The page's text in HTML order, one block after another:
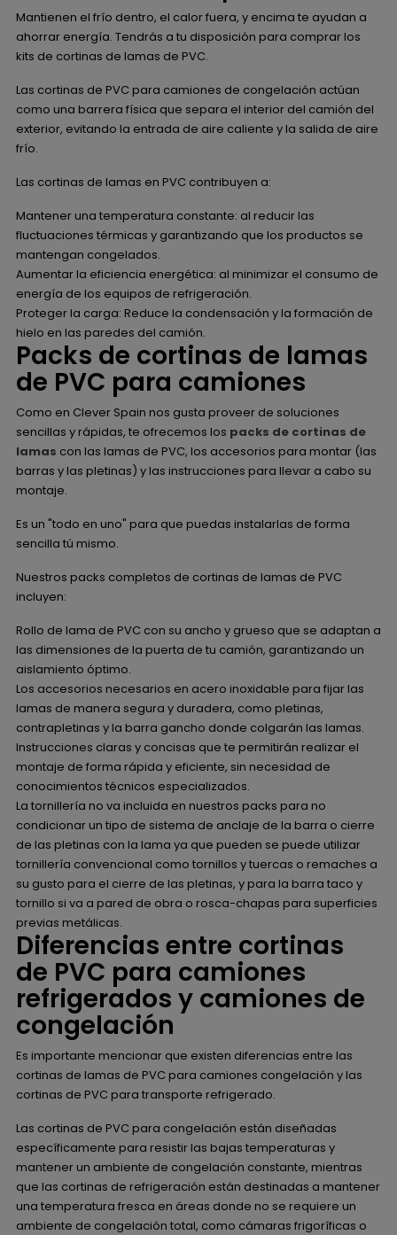
Mantienen el frío dentro, el calor fuera, y encima te ayudan a
ahorrar energía. Tendrás a tu disposición para comprar los
kits de cortinas de lamas de PVC.
Las cortinas de PVC para camiones de congelación actúan
como una barrera física que separa el interior del camión del
exterior, evitando la entrada de aire caliente y la salida de aire
frío.
Las cortinas de lamas en PVC contribuyen a:
Mantener una temperatura constante: al reducir las
fluctuaciones térmicas y garantizando que los productos se
mantengan congelados.
Aumentar la eficiencia energética: al minimizar el consumo de
energía de los equipos de refrigeración.
Proteger la carga: Reduce la condensación y la formación de
hielo en las paredes del camión.
Packs de cortinas de lamas
de PVC para camiones
Como en Clever Spain nos gusta proveer de soluciones
sencillas y rápidas, te ofrecemos los packs de cortinas de
lamas con las lamas de PVC, los accesorios para montar (las
barras y las pletinas) y las instrucciones para llevar a cabo su
montaje.
Es un "todo en uno" para que puedas instalarlas de forma
sencilla tú mismo.
Nuestros packs completos de cortinas de lamas de PVC
incluyen:
Rollo de lama de PVC con su ancho y grueso que se adaptan a
las dimensiones de la puerta de tu camión, garantizando un
aislamiento óptimo.
Los accesorios necesarios en acero inoxidable para fijar las
lamas de manera segura y duradera, como pletinas,
contrapletinas y la barra gancho donde colgarán las lamas.
Instrucciones claras y concisas que te permitirán realizar el
montaje de forma rápida y eficiente, sin necesidad de
conocimientos técnicos especializados.
La tornillería no va incluida en nuestros packs para no
condicionar un tipo de sistema de anclaje de la barra o cierre
de las pletinas con la lama ya que pueden se puede utilizar
tornillería convencional como tornillos y tuercas o remaches a
su gusto para el cierre de las pletinas, y para la barra taco y
tornillo si va a pared de obra o rosca-chapas para superficies
previas metálicas.
Diferencias entre cortinas
de PVC para camiones
refrigerados y camiones de
congelación
Es importante mencionar que existen diferencias entre las
cortinas de lamas de PVC para camiones congelación y las
cortinas de PVC para transporte refrigerado.
Las cortinas de PVC para congelación están diseñadas
específicamente para resistir las bajas temperaturas y
mantener un ambiente de congelación constante, mientras
que las cortinas de refrigeración están destinadas a mantener
una temperatura fresca en áreas donde no se requiere un
ambiente de congelación total, como cámaras frigoríficas o